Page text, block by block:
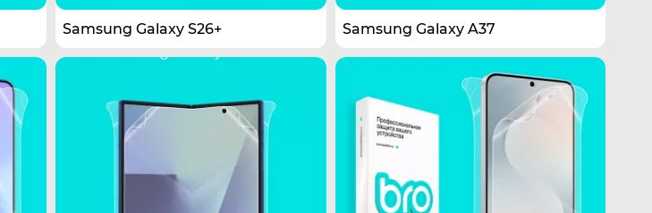
Samsung Galaxy S26+ Samsung Galaxy A37